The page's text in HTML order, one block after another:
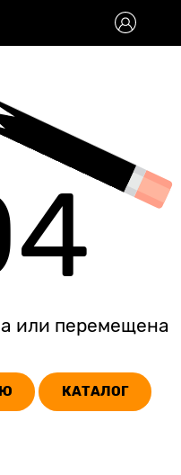
или перемещена
КАТАЛОГ